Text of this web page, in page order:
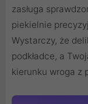
zasługa
piekielnie
Wystarczy, że
podkładce, a
kierunku wroga z